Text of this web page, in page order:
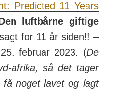
Predicted 11 Years
luft­bårne giftige
for 11 år siden!! –
fe­bruar 2023. (De
afrika, så det tager
noget lavet og lagt